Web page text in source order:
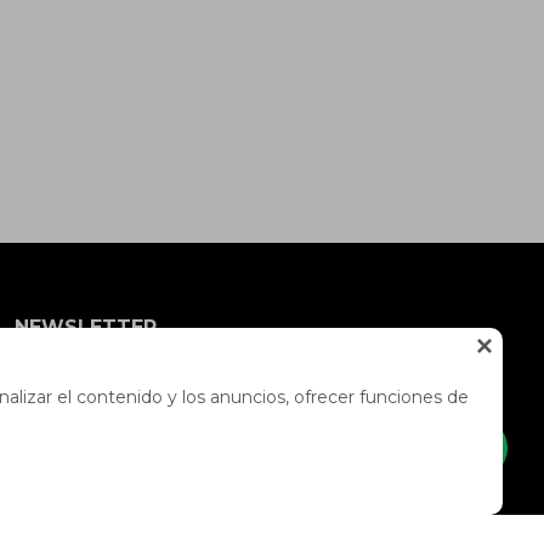

el contenido y los anuncios, ofrecer funciones de
NEWSLETTER